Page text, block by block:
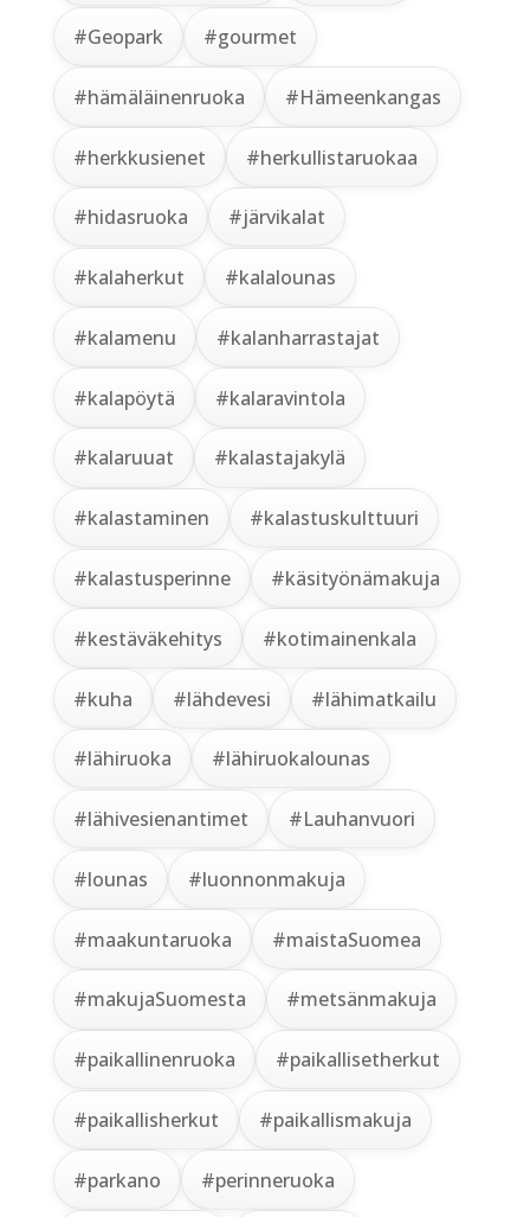
#Geopark #gourmet
#hämäläinenruoka #Hämeenkangas
#herkkusienet #herkullistaruokaa
#hidasruoka #järvikalat
#kalaherkut #kalalounas
#kalamenu #kalanharrastajat
#kalapöytä #kalaravintola
#kalaruuat #kalastajakylä
#kalastaminen #kalastuskulttuuri
#kalastusperinne #käsityönämakuja
#kestäväkehitys #kotimainenkala
#kuha #lähdevesi #lähimatkailu
#lähiruoka #lähiruokalounas
#lähivesienantimet #Lauhanvuori
#lounas #luonnonmakuja
#maakuntaruoka #maistaSuomea
#makujaSuomesta #metsänmakuja
#paikallinenruoka #paikallisetherkut
#paikallisherkut #paikallismakuja
#parkano #perinneruoka